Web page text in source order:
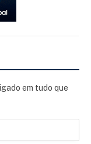
em tudo que